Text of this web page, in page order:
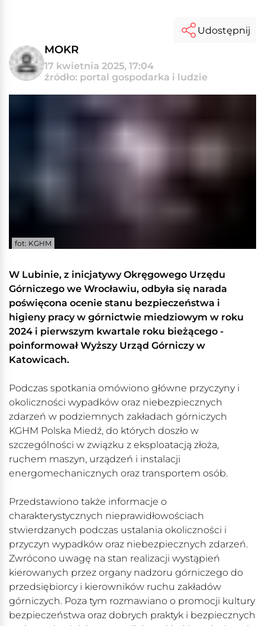
MOKR
17 kwietnia 2025, 17:04
źródło: portal gospodarka i ludzie
Udostępnij
fot: KGHM
W Lubinie, z inicjatywy Okręgowego Urzędu
Górniczego we Wrocławiu, odbyła się narada
poświęcona ocenie stanu bezpieczeństwa i
higieny pracy w górnictwie miedziowym w roku
2024 i pierwszym kwartale roku bieżącego -
poinformował Wyższy Urząd Górniczy w
Katowicach.
Podczas spotkania omówiono główne przyczyny i
okoliczności wypadków oraz niebezpiecznych
zdarzeń w podziemnych zakładach górniczych
KGHM Polska Miedź, do których doszło w
szczególności w związku z eksploatacją złoża,
ruchem maszyn, urządzeń i instalacji
energomechanicznych oraz transportem osób.
Przedstawiono także informacje o
charakterystycznych nieprawidłowościach
stwierdzanych podczas ustalania okoliczności i
przyczyn wypadków oraz niebezpiecznych zdarzeń.
Zwrócono uwagę na stan realizacji wystąpień
kierowanych przez organy nadzoru górniczego do
przedsiębiorcy i kierowników ruchu zakładów
górniczych. Poza tym rozmawiano o promocji kultury
bezpieczeństwa oraz dobrych praktyk i bezpiecznych